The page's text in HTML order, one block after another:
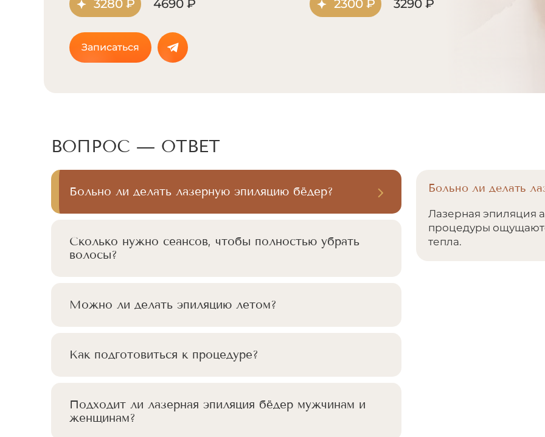
3280 ₽ 4690 ₽ 2300 ₽ 3290 ₽
Записаться
ВОПРОС — ОТВЕТ
Больно ли делать лазерную эпиляцию бёдер?
Сколько нужно сеансов, чтобы полностью убрать
волосы?
Можно ли делать эпиляцию летом?
Как подготовиться к процедуре?
Подходит ли лазерная эпиляция бёдер мужчинам и
женщинам?
Больно ли делать
Лазерная эпиляция
процедуры
тепла.